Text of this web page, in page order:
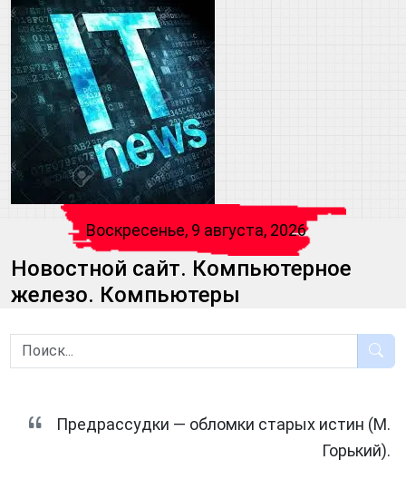
Воскресенье, 9 августа, 2026
Новостной сайт. Компьютерное
железо. Компьютеры
Предрассудки — обломки старых истин (М.
Горький).